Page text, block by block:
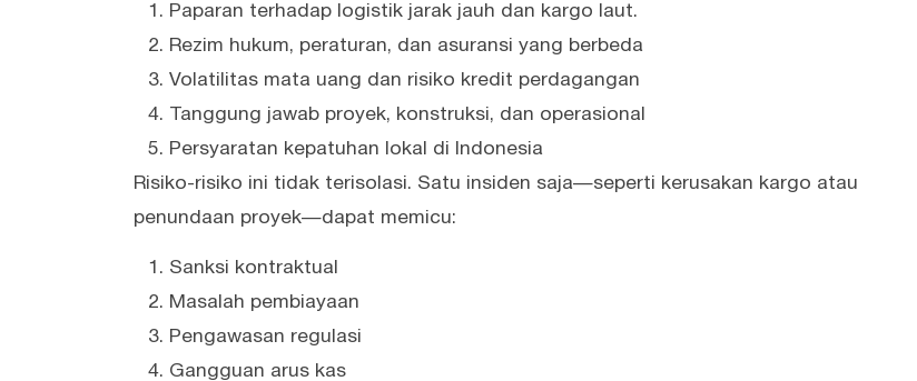
Paparan terhadap logistik jarak jauh dan kargo laut.
Rezim hukum, peraturan, dan asuransi yang berbeda
Volatilitas mata uang dan risiko kredit perdagangan
Tanggung jawab proyek, konstruksi, dan operasional
Persyaratan kepatuhan lokal di Indonesia
Risiko-risiko ini tidak terisolasi. Satu insiden saja—seperti kerusakan kargo atau
penundaan proyek—dapat memicu:
Sanksi kontraktual
Masalah pembiayaan
Pengawasan regulasi
Gangguan arus kas